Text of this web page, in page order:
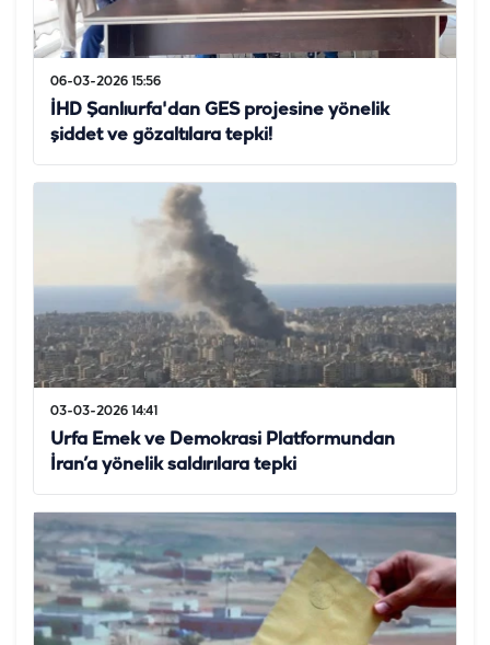
06-03-2026 15:56
İHD Şanlıurfa'dan GES projesine yönelik
şiddet ve gözaltılara tepki!
03-03-2026 14:41
Urfa Emek ve Demokrasi Platformundan
İran’a yönelik saldırılara tepki